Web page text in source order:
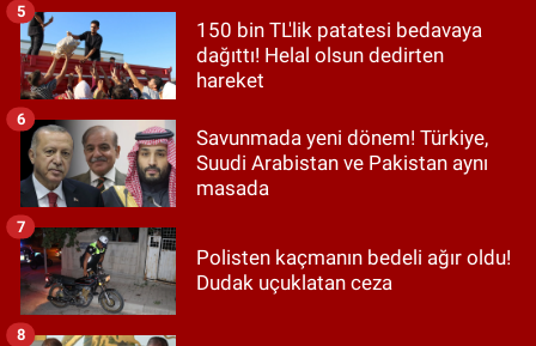
150 bin TL'lik patatesi bedavaya
dağıttı! Helal olsun dedirten
hareket
5
Savunmada yeni dönem! Türkiye,
Suudi Arabistan ve Pakistan aynı
masada
6
Polisten kaçmanın bedeli ağır oldu!
Dudak uçuklatan ceza
7
8